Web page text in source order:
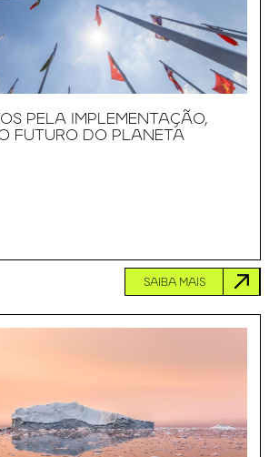
PELA IMPLEMENTAÇÃO,
FUTURO DO PLANETA
SAIBA MAIS